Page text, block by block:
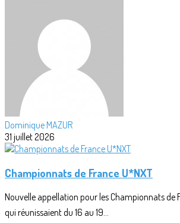
Dominique MAZUR
31 juillet 2026
Championnats de France U*NXT
Nouvelle appellation pour les Championnats de
qui réunissaient du 16 au 19...